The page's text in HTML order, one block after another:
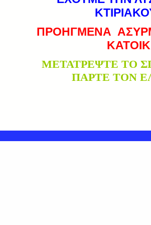
ΠΡΟΗΓΜΕΝΑ
ΜΕΤΑΤΡΕΨΤΕ ΤΟ
ΠΑΡΤΕ ΤΟΝ